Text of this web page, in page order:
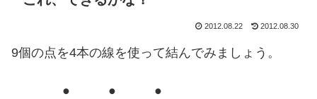
2012.08.22 2012.08.30
9個の点を4本の線を使って結んでみましょう。
● ● ●